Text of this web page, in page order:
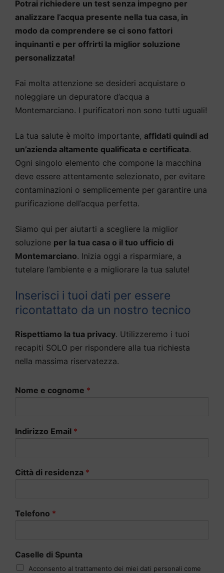
Potrai richiedere un test senza impegno per
analizzare l’acqua presente nella tua casa, in
modo da comprendere se ci sono fattori
inquinanti e per offrirti la miglior soluzione
personalizzata!
Fai molta attenzione se desideri acquistare o
noleggiare un depuratore d’acqua a
Montemarciano. I purificatori non sono tutti uguali!
La tua salute è molto importante, affidati quindi ad
un’azienda altamente qualificata e certificata.
Ogni singolo elemento che compone la macchina
deve essere attentamente selezionato, per evitare
contaminazioni o semplicemente per garantire una
purificazione dell’acqua perfetta.
Siamo qui per aiutarti a scegliere la miglior
soluzione per la tua casa o il tuo ufficio di
Montemarciano. Inizia oggi a risparmiare, a
tutelare l’ambiente e a migliorare la tua salute!
Inserisci i tuoi dati per essere
ricontattato da un nostro tecnico
Rispettiamo la tua privacy. Utilizzeremo i tuoi
recapiti SOLO per rispondere alla tua richiesta
nella massima riservatezza.
Nome e cognome *
Indirizzo Email *
Città di residenza *
Telefono *
Caselle di Spunta
Acconsento al trattamento dei miei dati personali come